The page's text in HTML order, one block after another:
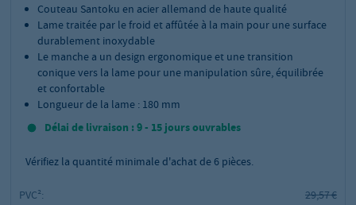
Couteau Santoku en acier allemand de haute qualité
Lame traitée par le froid et affûtée à la main pour une surface
durablement inoxydable
Le manche a un design ergonomique et une transition
conique vers la lame pour une manipulation sûre, équilibrée
et confortable
Longueur de la lame : 180 mm
Délai de livraison : 9 - 15 jours ouvrables
Vérifiez la quantité minimale d'achat de6 pièces.
PVC²:
29,57 €